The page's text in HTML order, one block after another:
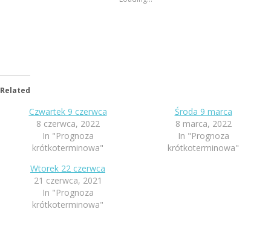
Related
Czwartek 9 czerwca
8 czerwca, 2022
In "Prognoza
krótkoterminowa"
Środa 9 marca
8 marca, 2022
In "Prognoza
krótkoterminowa"
Wtorek 22 czerwca
21 czerwca, 2021
In "Prognoza
krótkoterminowa"